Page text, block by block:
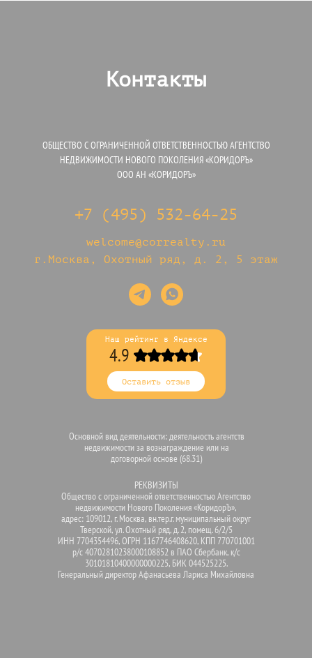
ОБЩЕСТВО С ОГРАНИЧЕННОЙ ОТВЕТСТВЕННОСТЬЮ АГЕНТСТВО
НЕДВИЖИМОСТИ НОВОГО ПОКОЛЕНИЯ «КОРИДОРЪ»
ООО АН «КОРИДОРЪ»
Контакты
г.Москва, Охотный ряд, д. 2, 5 этаж
+7 (495) 532-64-25
welcome@correalty.ru
Наш рейтинг в Яндексе
Оставить отзыв
4.9
Основной вид деятельности: деятельность агентств
недвижимости за вознаграждение или на
договорной основе (68.31)
РЕКВИЗИТЫ
Общество с ограниченной ответственностью Агентство
недвижимости Нового Поколения «КоридорЪ»,
адрес: 109012, г. Москва, вн.тер.г. муниципальный округ
Тверской, ул. Охотный ряд, д. 2, помещ. 6/2/5
ИНН 7704354496, ОГРН 1167746408620, КПП 770701001
р/с 40702810238000108852 в ПАО Сбербанк, к/с
30101810400000000225, БИК 044525225.
Генеральный директор Афанасьева Лариса Михайловна